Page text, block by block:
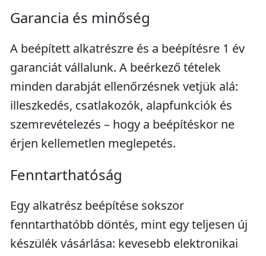
Garancia és minőség
A beépített alkatrészre és a beépítésre 1 év
garanciát vállalunk. A beérkező tételek
minden darabját ellenőrzésnek vetjük alá:
illeszkedés, csatlakozók, alapfunkciók és
szemrevételezés – hogy a beépítéskor ne
érjen kellemetlen meglepetés.
Fenntarthatóság
Egy alkatrész beépítése sokszor
fenntarthatóbb döntés, mint egy teljesen új
készülék vásárlása: kevesebb elektronikai